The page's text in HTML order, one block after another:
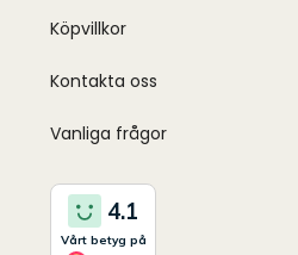
Köpvillkor
Kontakta oss
Vanliga frågor